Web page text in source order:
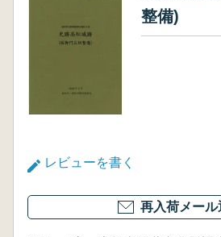
整備)
レビューを書く
再入荷メール